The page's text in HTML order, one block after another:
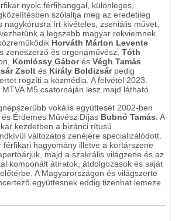
nyolc férfihanggal, különleges,
szólaltja meg az eredetileg
nagykórusra írt kivételes, zseniális művet,
a legszebb magyar rekviemnek.
Horváth Márton Levente
zeneszerző és orgonaművész, Tóth
Komlóssy Gáborés Végh Tamás
Zsolt és Király Boldizsár pedig
rögzíti a közmédia. A felvétel 2023.
M5 csatornáján lesz majd látható.
vokális együttesét 2002-ben
Érdemes Művész Díjas Bubnó Tamás . A
kezdetben a bizánci rítusú
változatos zenéjére specializálódott.
férfikari hagyomány illetve a kortárszene
majd a szakrális világzene és az
komponált átiratok, átdolgozások és saját
A Magyarországon és világszerte
együttesnek eddig tizenhat lemeze